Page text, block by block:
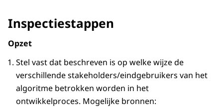
Inspectiestappen
Opzet
Stel vast dat beschreven is op welke wijze de
verschillende stakeholders/eindgebruikers van het
algoritme betrokken worden in het
ontwikkelproces. Mogelijke bronnen: